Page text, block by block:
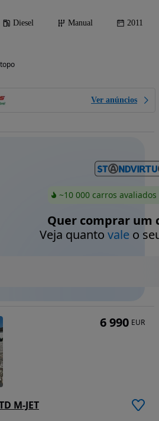
Diesel Manual 2011
Ver anúncios
~10 000 carros
Quer comprar um
Veja quanto valeo
M-JET
6 990 EUR